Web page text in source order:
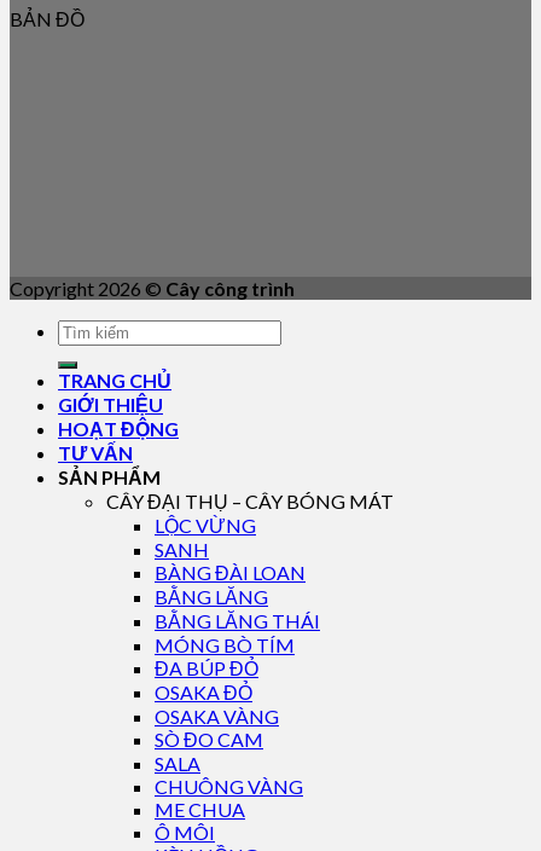
BẢN ĐỒ
Copyright 2026 © Cây công trình
TRANG CHỦ
GIỚI THIỆU
HOẠT ĐỘNG
TƯ VẤN
SẢN PHẨM
CÂY ĐẠI THỤ – CÂY BÓNG MÁT
LỘC VỪNG
SANH
BÀNG ĐÀI LOAN
BẰNG LĂNG
BẰNG LĂNG THÁI
MÓNG BÒ TÍM
ĐA BÚP ĐỎ
OSAKA ĐỎ
OSAKA VÀNG
SÒ ĐO CAM
SALA
CHUÔNG VÀNG
ME CHUA
Ô MÔI